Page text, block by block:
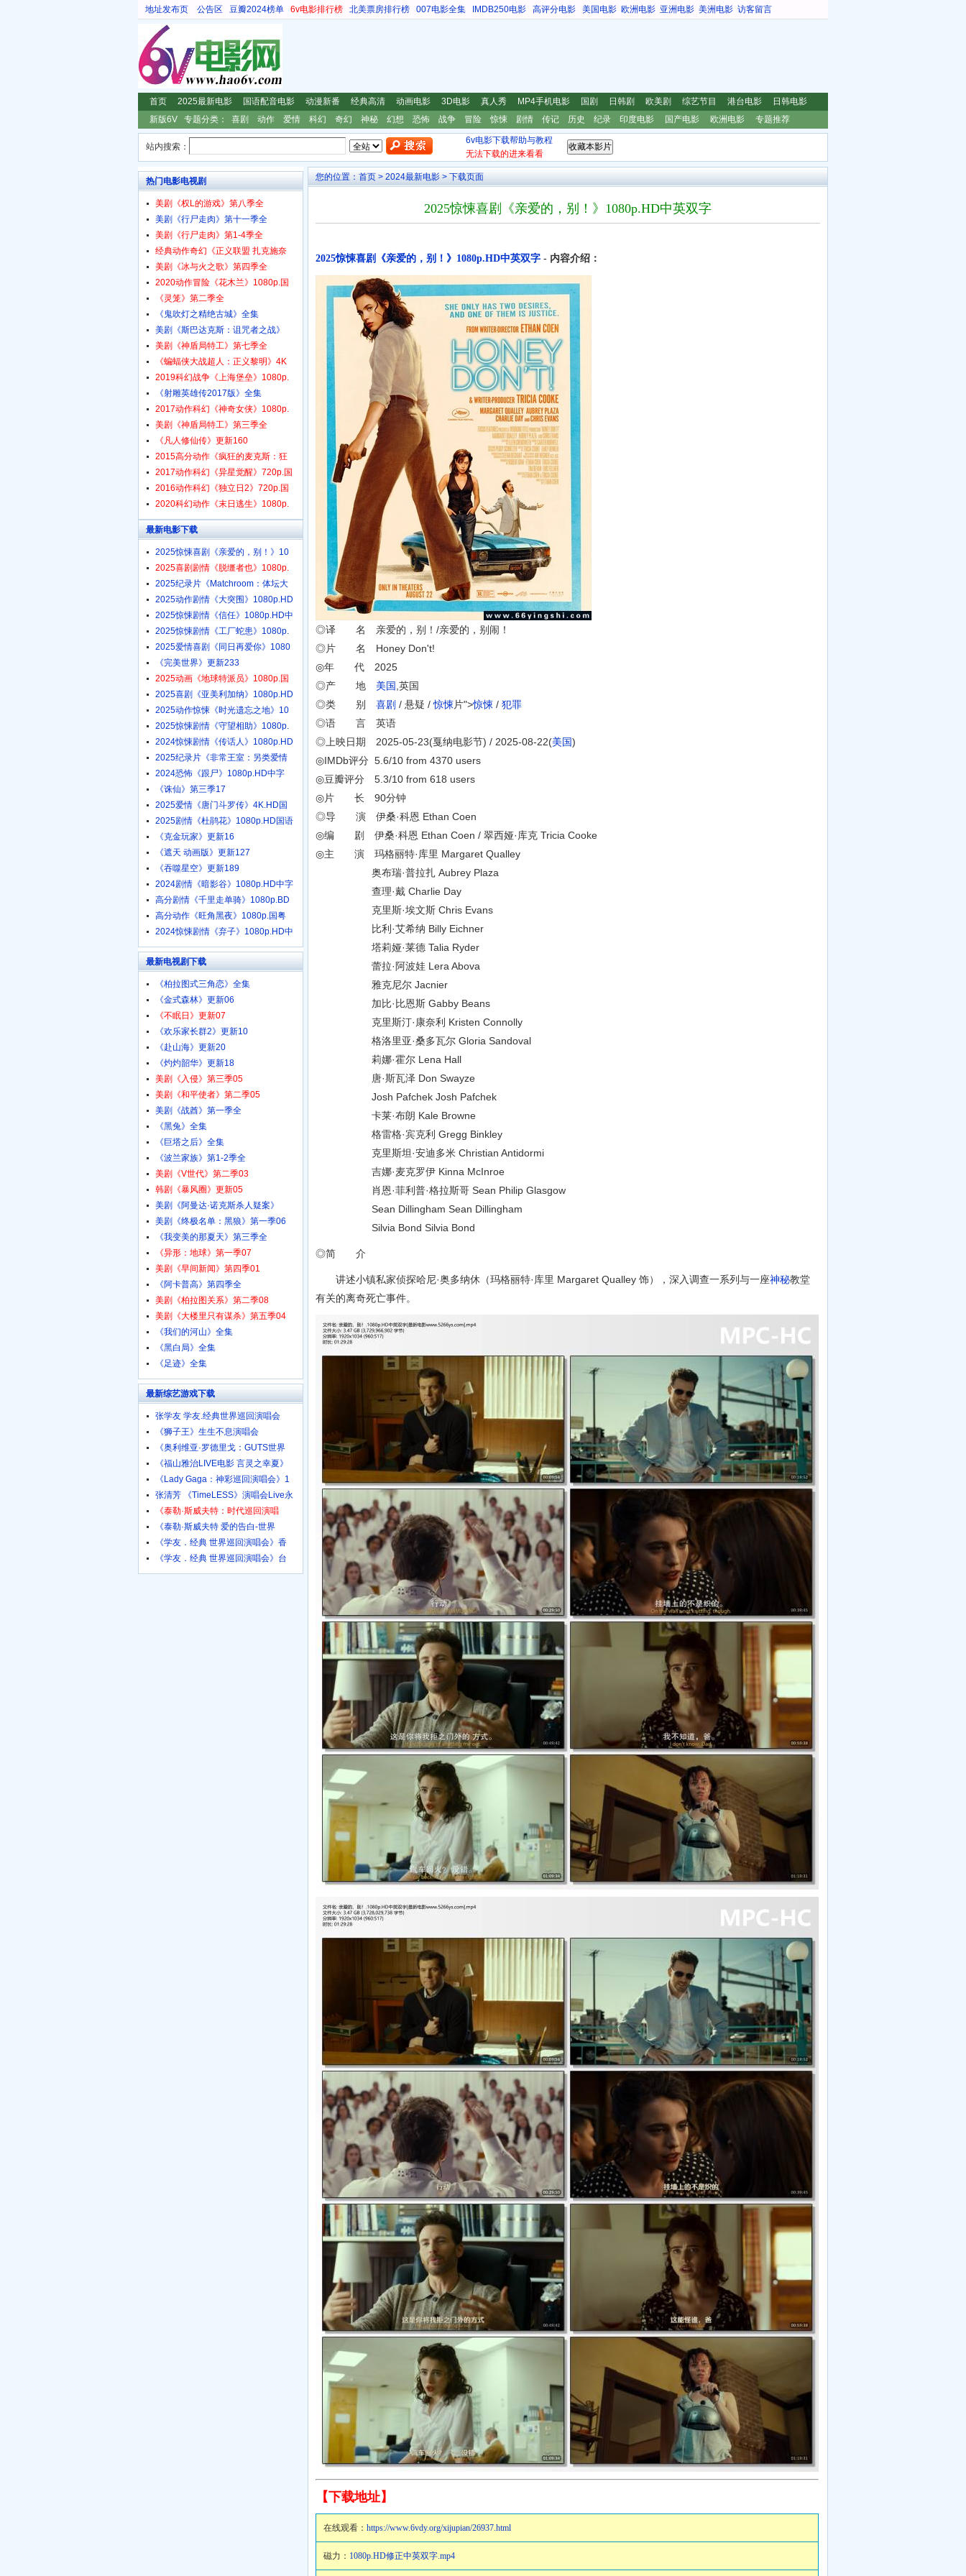
地址发布页 公告区 豆瓣2024榜单 6v电影排行榜 北美票房排行榜 007电影全集 IMDB250电影 高评分电影 美国电影 欧洲电影 亚洲电影 美洲电影 访客留言
首页 2025最新电影 国语配音电影 动漫新番 经典高清 动画电影 3D电影 真人秀 MP4手机电影 国剧 日韩剧 欧美剧 综艺节目 港台电影
日韩电影
新版6V
专题分类： 喜剧 动作 爱情 科幻 奇幻 神秘 幻想 恐怖 战争 冒险 惊悚 剧情 传记 历史 纪录 印度电影 国产电影 欧洲电影 专题推荐
站内搜索：
6v电影下载帮助与教程
无法下载的进来看看
您的位置： 首页 > 2024最新电影 > 下载页面
2025惊悚喜剧《亲爱的，别！》1080p.HD中英双字
2025惊悚喜剧《亲爱的，别！》1080p.HD中英双字 - 内容介绍：
◎译 名 亲爱的，别！/亲爱的，别闹！
◎片 名 Honey Don't!
◎年 代 2025
◎产 地 美国 ,英国
◎类 别 喜剧 / 悬疑 /惊悚片">惊悚 / 犯罪
◎语 言 英语
◎上映日期 2025-05-23(戛纳电影节) / 2025-08-22(美国)
◎IMDb评分 5.6/10 from 4370 users
◎豆瓣评分 5.3/10 from 618 users
◎片 长 90分钟
◎导 演 伊桑·科恩 Ethan Coen
◎编 剧 伊桑·科恩 Ethan Coen / 翠西娅·库克 Tricia Cooke
◎主 演 玛格丽特·库里 Margaret Qualley
奥布瑞·普拉扎 Aubrey Plaza
查理·戴 Charlie Day
克里斯·埃文斯 Chris Evans
比利·艾希纳 Billy Eichner
塔莉娅·莱德 Talia Ryder
蕾拉·阿波娃 Lera Abova
雅克尼尔 Jacnier
加比·比恩斯 Gabby Beans
克里斯汀·康奈利 Kristen Connolly
格洛里亚·桑多瓦尔 Gloria Sandoval
莉娜·霍尔 Lena Hall
唐·斯瓦泽 Don Swayze
Josh Pafchek Josh Pafchek
卡莱·布朗 Kale Browne
格雷格·宾克利 Gregg Binkley
克里斯坦·安迪多米 Christian Antidormi
吉娜·麦克罗伊 Kinna McInroe
肖恩·菲利普·格拉斯哥 Sean Philip Glasgow
Sean Dillingham Sean Dillingham
Silvia Bond Silvia Bond
◎简 介
讲述小镇私家侦探哈尼·奥多纳休（玛格丽特·库里 Margaret Qualley 饰），深入调查一系列与一座神秘教堂
有关的离奇死亡事件。
【下载地址】
在线观看： https://www.6vdy.org/xijupian/26937.html
磁力： 1080p.HD修正中英双字.mp4
热门电影电视剧
美剧《权L的游戏》第八季全
美剧《行尸走肉》第十一季全
美剧《行尸走肉》第1-4季全
经典动作奇幻《正义联盟 扎克施奈
美剧《冰与火之歌》第四季全
2020动作冒险《花木兰》1080p.国
《灵笼》第二季全
《鬼吹灯之精绝古城》全集
美剧《斯巴达克斯：诅咒者之战》
美剧《神盾局特工》第七季全
《蝙蝠侠大战超人：正义黎明》4K
2019科幻战争《上海堡垒》1080p.
《射雕英雄传2017版》全集
2017动作科幻《神奇女侠》1080p.
美剧《神盾局特工》第三季全
《凡人修仙传》更新160
2015高分动作《疯狂的麦克斯：狂
2017动作科幻《异星觉醒》720p.国
2016动作科幻《独立日2》720p.国
2020科幻动作《末日逃生》1080p.
最新电影下载
2025惊悚喜剧《亲爱的，别！》10
2025喜剧剧情《脱缰者也》1080p.
2025纪录片《Matchroom：体坛大
娱
2025动作剧情《大突围》1080p.HD
2025惊悚剧情《信任》1080p.HD中
2025惊悚剧情《工厂蛇患》1080p.
2025爱情喜剧《同日再爱你》1080
《完美世界》更新233
2025动画《地球特派员》1080p.国
2025喜剧《亚美利加纳》1080p.HD
2025动作惊悚《时光遗忘之地》10
2025惊悚剧情《守望相助》1080p.
2024惊悚剧情《传话人》1080p.HD
2025纪录片《非常王室：另类爱情
2024恐怖《跟尸》1080p.HD中字
《诛仙》第三季17
2025爱情《唐门斗罗传》4K.HD国
语
2025剧情《杜鹃花》1080p.HD国语
《克金玩家》更新16
《遮天 动画版》更新127
《吞噬星空》更新189
2024剧情《暗影谷》1080p.HD中字
高分剧情《千里走单骑》1080p.BD
高分动作《旺角黑夜》1080p.国粤
2024惊悚剧情《弃子》1080p.HD中
最新电视剧下载
《柏拉图式三角恋》全集
《金式森林》更新06
《不眠日》更新07
《欢乐家长群2》更新10
《赴山海》更新20
《灼灼韶华》更新18
美剧《入侵》第三季05
美剧《和平使者》第二季05
美剧《战酋》第一季全
《黑兔》全集
《巨塔之后》全集
《波兰家族》第1-2季全
美剧《V世代》第二季03
韩剧《暴风圈》更新05
美剧《阿曼达·诺克斯杀人疑案》
美剧《终极名单：黑狼》第一季06
《我变美的那夏天》第三季全
《异形：地球》第一季07
美剧《早间新闻》第四季01
《阿卡普高》第四季全
美剧《柏拉图关系》第二季08
美剧《大楼里只有谋杀》第五季04
《我们的河山》全集
《黑白局》全集
《足迹》全集
最新综艺游戏下载
张学友 学友.经典世界巡回演唱会
《狮子王》生生不息演唱会
《奥利维亚·罗德里戈：GUTS世界
《福山雅治LIVE电影 言灵之幸夏》
《Lady Gaga：神彩巡回演唱会》1
张清芳 《TimeLESS》演唱会Live永
《泰勒·斯威夫特：时代巡回演唱
《泰勒·斯威夫特 爱的告白-世界
《学友．经典 世界巡回演唱会》香
《学友．经典 世界巡回演唱会》台